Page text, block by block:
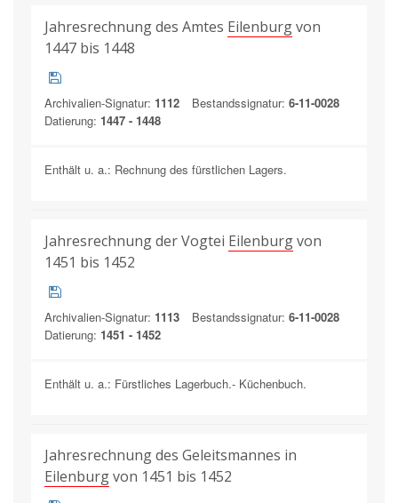
Jahresrechnung des Amtes Eilenburgvon
1447 bis 1448
Archivalien-Signatur: 1112 Bestandssignatur: 6-11-0028
Datierung: 1447 - 1448
Enthält u. a.: Rechnung des fürstlichen Lagers.
Jahresrechnung der Vogtei Eilenburgvon
1451 bis 1452
Archivalien-Signatur: 1113 Bestandssignatur: 6-11-0028
Datierung: 1451 - 1452
Enthält u. a.: Fürstliches Lagerbuch.- Küchenbuch.
Jahresrechnung des Geleitsmannes in
Eilenburgvon 1451 bis 1452